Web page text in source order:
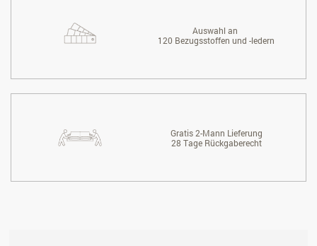
Auswahl an
120 Bezugsstoffen und -ledern
Gratis 2-Mann Lieferung
28 Tage Rückgaberecht